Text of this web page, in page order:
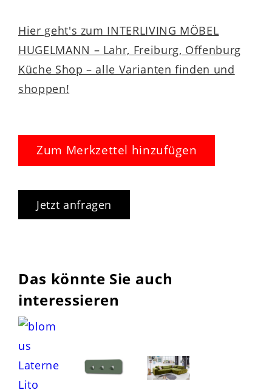
Hier geht's zum INTERLIVING MÖBEL
HUGELMANN – Lahr, Freiburg, Offenburg
Küche Shop – alle Varianten finden und
shoppen!
Zum Merkzettel hinzufügen
Jetzt anfragen
Das könnte Sie auch
interessieren